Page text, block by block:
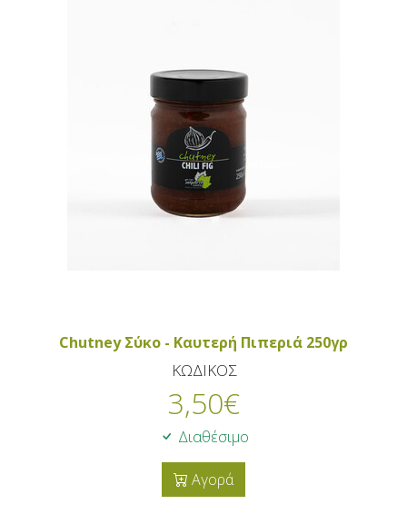
Chutney Σύκο - Καυτερή Πιπεριά 250γρ
ΚΩΔΙΚΟΣ
3,50€
Διαθέσιμο
Αγορά